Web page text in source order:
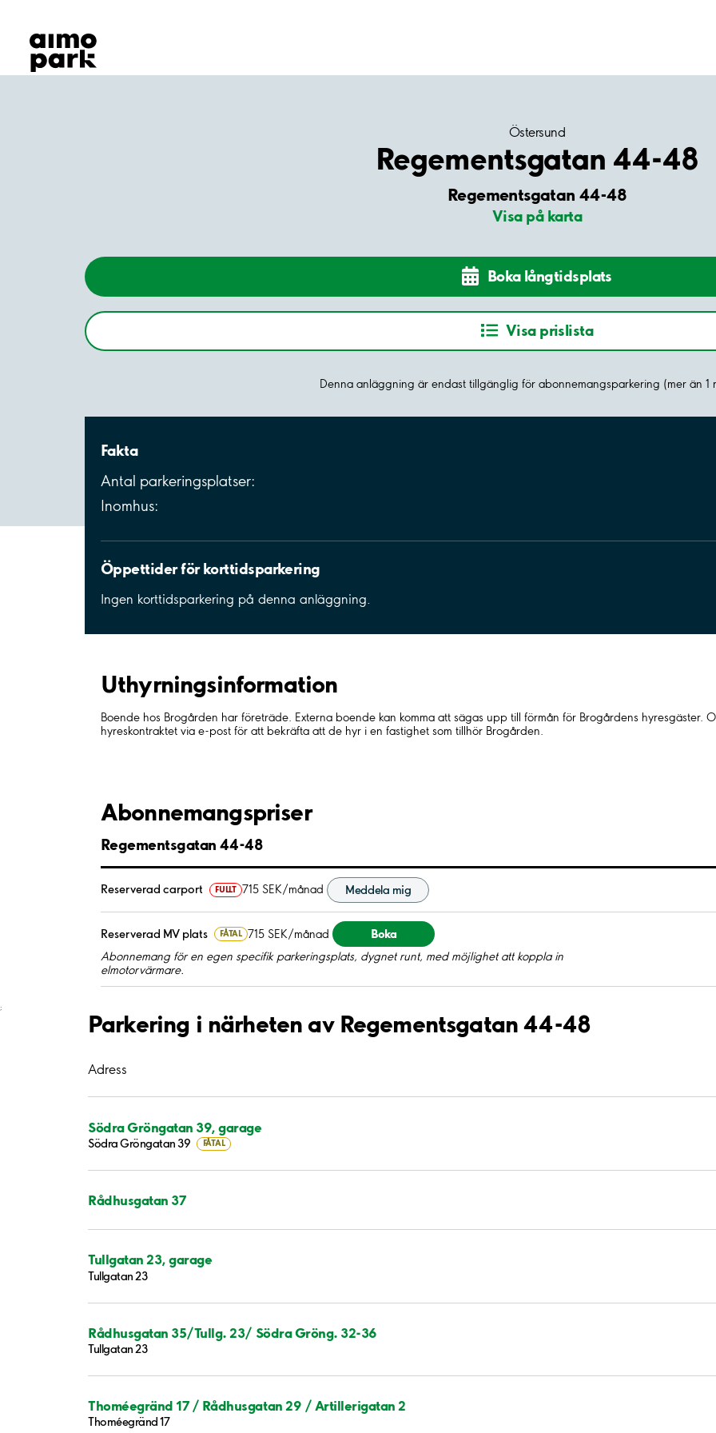
Hitta parkering
Samarbete
Kundservice
Östersund
Regementsgatan 44-48
Regementsgatan 44-48
Visa på karta
Boka långtidsplats
Visa prislista
Denna anläggning är endast tillgänglig för abonnemangsparkering (mer än 1
Fakta
Antal parkeringsplatser:
Inomhus:
Öppettider för korttidsparkering
Ingen korttidsparkering på denna anläggning.
Uthyrnings­information
Boende hos Brogården har företräde. Externa boende kan komma att sägas upp till förmån för Brogårdens hyresgäster.
hyreskontraktet via e-post för att bekräfta att de hyr i en fastighet som tillhör Brogården.
Abonnemangspriser
Regementsgatan 44-48
Reserverad carport FULLT 715 SEK/månad Meddela mig
Reserverad MV plats FÅTAL 715 SEK/månad Boka
Abonnemang för en egen specifik parkeringsplats, dygnet runt, med möjlighet att koppla in
elmotorvärmare.
;
Parkering i närheten av Regementsgatan 44-48
Adress
Södra Gröngatan 39, garage
Södra Gröngatan 39 FÅTAL
Rådhusgatan 37
Tullgatan 23, garage
Tullgatan 23
Rådhusgatan 35/Tullg. 23/ Södra Gröng. 32-36
Tullgatan 23
Thoméegränd 17 / Rådhusgatan 29 / Artillerigatan 2
Thoméegränd 17